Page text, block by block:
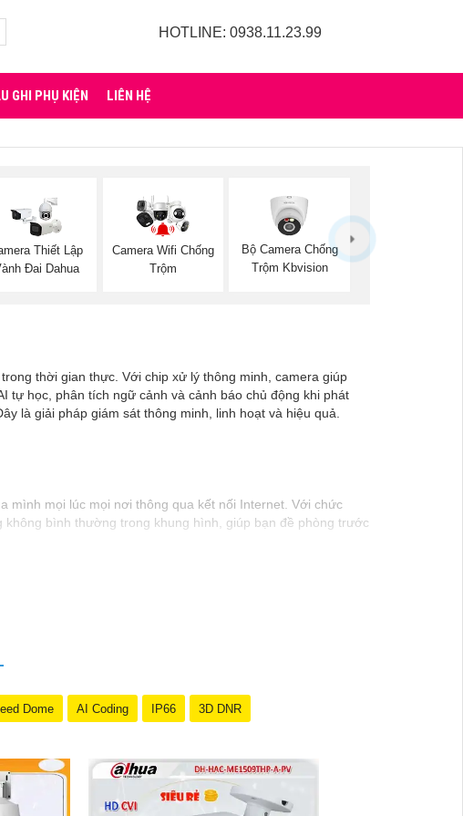
HOTLINE: 0938.11.23.99
GHI PHỤ KIỆN LIÊN HỆ
Thiết Lập
Đai Dahua
Camera Wifi Chống
Trộm
Bộ Camera Chống
Trộm Kbvision
thời gian thực. Với chip xử lý thông minh, camera giúp
tự học, phân tích ngữ cảnh và cảnh báo chủ động khi phát
là giải pháp giám sát thông minh, linh hoạt và hiệu quả.
mình mọi lúc mọi nơi thông qua kết nối Internet. Với chức
bình thường trong khung hình, giúp bạn đề phòng trước
tính, từ đó cung cấp sự yên tâm và an tâm hơn với việc giữ
xảy ra trong quá khứ để phục vụ cho việc xác định nguyên
Dome AI Coding IP66 3D DNR